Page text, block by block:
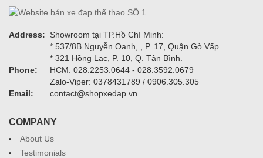
Address:
Showroom tại TP.Hồ Chí Minh:
* 537/8B Nguyễn Oanh, , P. 17, Quận Gò Vấp.
* 321 Hồng Lạc, P. 10, Q. Tân Bình.
Phone:
HCM: 028.2253.0644 - 028.3592.0679
Zalo-Viper: 0378431789 / 0906.305.305
Email:
contact@shopxedap.vn
COMPANY
About Us
Testimonials